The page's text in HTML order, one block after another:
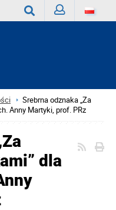
Srebrna odznaka „Za
Anny Martyki, prof. PRz
dla